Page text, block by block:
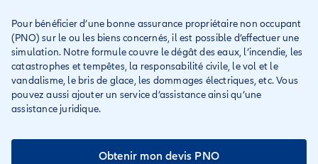
Pour bénéficier d’une bonne assurance propriétaire non occupant
(PNO) sur le ou les biens concernés, il est possible d’effectuer une
simulation. Notre formule couvre le dégât des eaux, l’incendie, les
catastrophes et tempêtes, la responsabilité civile, le vol et le
vandalisme, le bris de glace, les dommages électriques, etc. Vous
pouvez aussi ajouter un service d’assistance ainsi qu’une
assistance juridique.
Obtenir mon devis PNO